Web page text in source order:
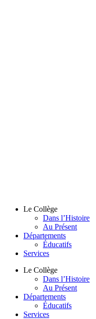
Le Collège
Dans l’Histoire
Au Présent
Départements
Éducatifs
Services
Le Collège
Dans l’Histoire
Au Présent
Départements
Éducatifs
Services